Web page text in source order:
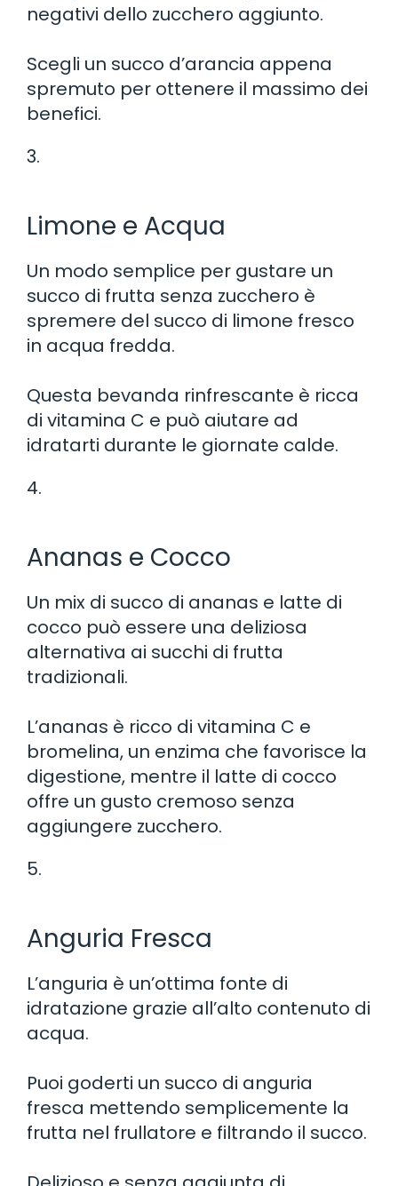
negativi dello zucchero aggiunto.
Scegli un succo d’arancia appena
spremuto per ottenere il massimo dei
benefici.
3.
Limone e Acqua
Un modo semplice per gustare un
succo di frutta senza zucchero è
spremere del succo di limone fresco
in acqua fredda.
Questa bevanda rinfrescante è ricca
di vitamina C e può aiutare ad
idratarti durante le giornate calde.
4.
Ananas e Cocco
Un mix di succo di ananas e latte di
cocco può essere una deliziosa
alternativa ai succhi di frutta
tradizionali.
L’ananas è ricco di vitamina C e
bromelina, un enzima che favorisce la
digestione, mentre il latte di cocco
offre un gusto cremoso senza
aggiungere zucchero.
5.
Anguria Fresca
L’anguria è un’ottima fonte di
idratazione grazie all’alto contenuto di
acqua.
Puoi goderti un succo di anguria
fresca mettendo semplicemente la
frutta nel frullatore e filtrando il succo.